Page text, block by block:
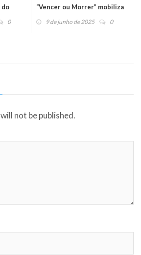
do
0
“Vencer ou Morrer” mobiliza
9 de junho de 2025 0
not be published.